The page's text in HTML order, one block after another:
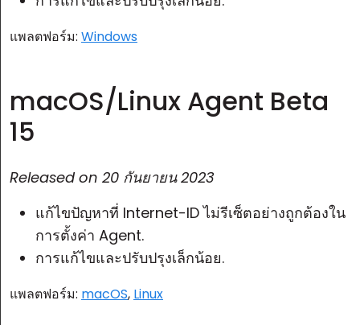
แพลตฟอร์ม: Windows
macOS/Linux Agent Beta
15
Released on 20 กันยายน 2023
แก้ไขปัญหาที่ Internet-ID ไม่รีเซ็ตอย่างถูกต้องใน
การตั้งค่า Agent.
การแก้ไขและปรับปรุงเล็กน้อย.
แพลตฟอร์ม: macOS, Linux